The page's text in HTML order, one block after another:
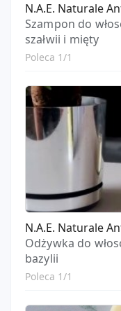
N.A.E. Naturale
Szampon do
szałwii i mięty
Poleca 1/1
N.A.E. Naturale
Odżywka do
bazylii
Poleca 1/1